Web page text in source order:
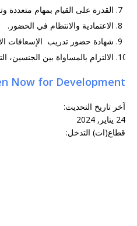
القدرة على القيام بمهام متعددة
الاعتمادية والانتظام في الحضور .
شهادة حضور تدريب الإسعافات
الالتزام بالمساواة بين الجنسين،
Now for Development
آخر تاريخ التحديث:
24 يناير, 2024
قطاع(ات) التدخل: